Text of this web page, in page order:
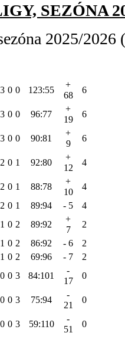
SEZÓNA
2025/2026
3 0 0 123:55
+
68
6
3 0 0 96:77
+
19
6
3 0 0 90:81
+
9
6
2 0 1 92:80
+
12
4
2 0 1 88:78
+
10
4
2 0 1 89:94 - 5
4
1 0 2 89:92
+
7
2
1 0 2 86:92 - 6
2
1 0 2 69:96 - 7
2
0 0 3 84:101
-
17
0
0 0 3 75:94
-
21
0
0 0 3 59:110
-
51
0